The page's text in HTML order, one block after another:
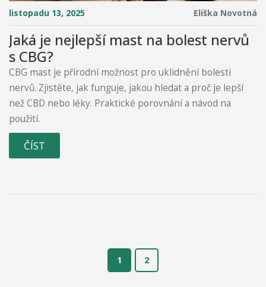
listopadu 13, 2025 Eliška Novotná
Jaká je nejlepší mast na bolest nervů
s CBG?
CBG mast je přírodní možnost pro uklidnění bolesti
nervů. Zjistěte, jak funguje, jakou hledat a proč je lepší
než CBD nebo léky. Praktické porovnání a návod na
použití.
ČÍST
1 2